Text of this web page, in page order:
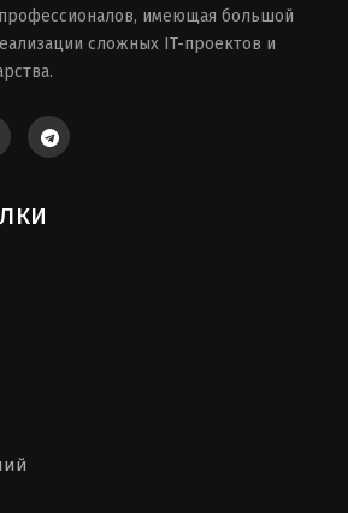
имеющая большой
сложных IT-проектов и